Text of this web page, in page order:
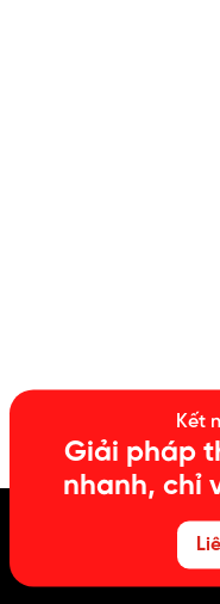
Kết
Giải pháp
nhanh, chỉ